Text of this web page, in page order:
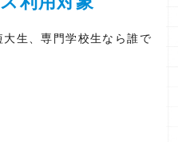
生、専門学校生なら誰で